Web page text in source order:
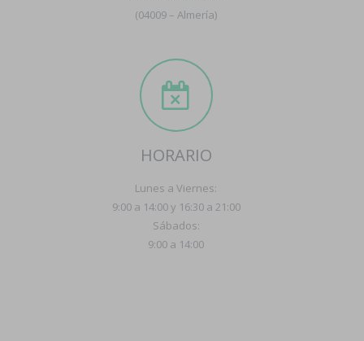
(04009 – Almería)
HORARIO
Lunes a Viernes:
9:00 a 14:00 y 16:30 a 21:00
Sábados:
9:00 a 14:00